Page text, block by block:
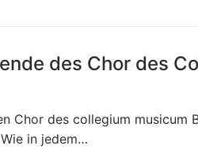
des Chor des
Chor des collegium musicum
in jedem…